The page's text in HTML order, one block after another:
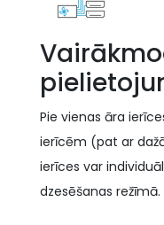
Pie vienas āra
ierīcēm (pat ar
ierīces var
dzesēšanas režīmā.